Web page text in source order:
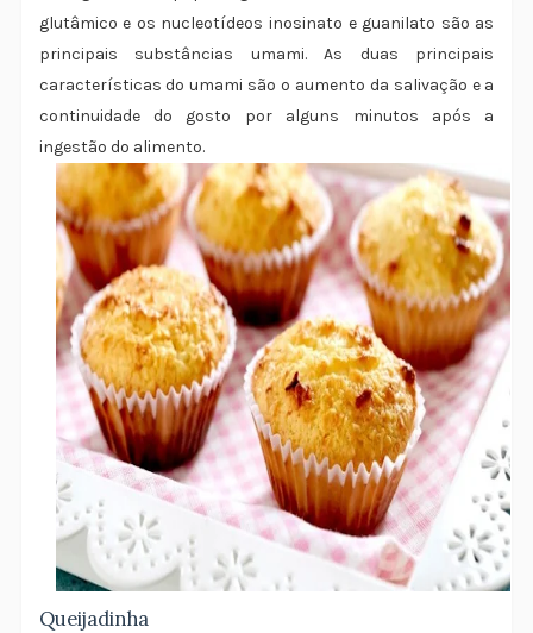
glutâmico e os nucleotídeos inosinato e guanilato são as
principais substâncias umami. As duas principais
características do umami são o aumento da salivação e a
continuidade do gosto por alguns minutos após a
ingestão do alimento.
Queijadinha